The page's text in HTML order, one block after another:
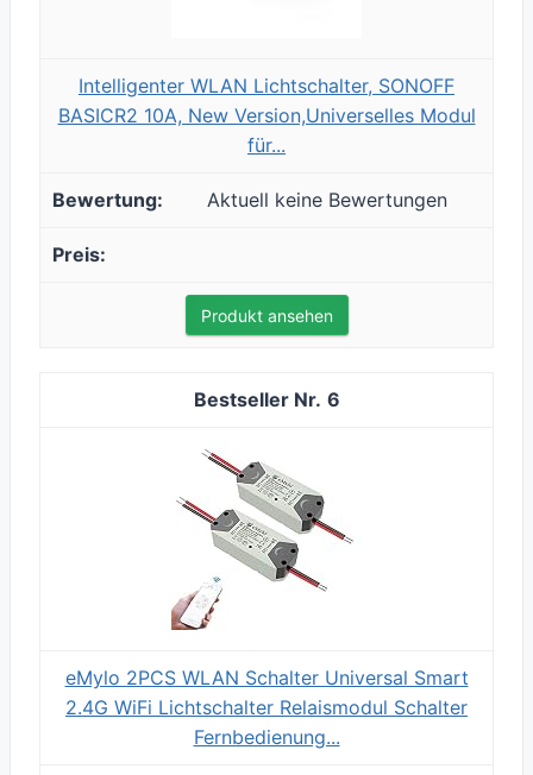
Intelligenter WLAN Lichtschalter, SONOFF
BASICR2 10A, New Version,Universelles Modul
für...
Aktuell keine Bewertungen
Produkt ansehen
6
eMylo 2PCS WLAN Schalter Universal Smart
2.4G WiFi Lichtschalter Relaismodul Schalter
Fernbedienung...